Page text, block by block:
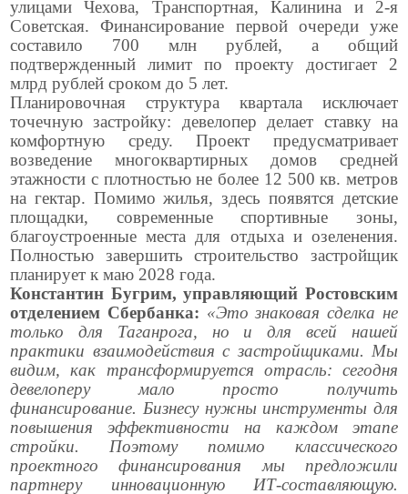
улицами Чехова, Транспортная, Калинина и 2-я
Советская. Финансирование первой очереди уже
составило 700 млн рублей, а общий
подтвержденный лимит по проекту достигает 2
млрд рублей сроком до 5 лет.
Планировочная структура квартала исключает
точечную застройку: девелопер делает ставку на
комфортную среду. Проект предусматривает
возведение многоквартирных домов средней
этажности с плотностью не более 12 500 кв. метров
на гектар. Помимо жилья, здесь появятся детские
площадки, современные спортивные зоны,
благоустроенные места для отдыха и озеленения.
Полностью завершить строительство застройщик
планирует к маю 2028 года.
Константин Бугрим, управляющий Ростовским
отделением Сбербанка: «Это знаковая сделка не
только для Таганрога, но и для всей нашей
практики взаимодействия с застройщиками. Мы
видим, как трансформируется отрасль: сегодня
девелоперу мало просто получить
финансирование. Бизнесу нужны инструменты для
повышения эффективности на каждом этапе
стройки. Поэтому помимо классического
проектного финансирования мы предложили
партнеру инновационную ИТ-составляющую.